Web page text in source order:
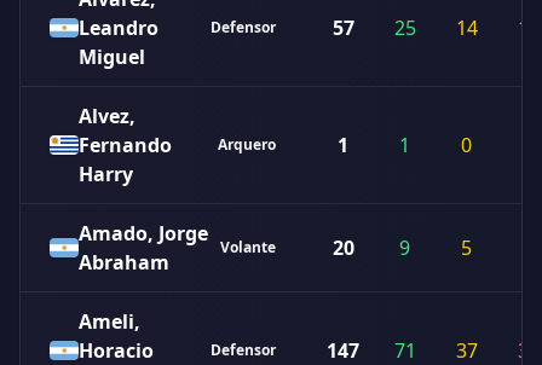
Leandro
Miguel
Defensor 57 25 14 18
Alvez,
Fernando
Harry
Arquero 1 1 0
Amado, Jorge
Abraham
Volante 20 9 5
Ameli,
Horacio
Defensor 147 71 37 39